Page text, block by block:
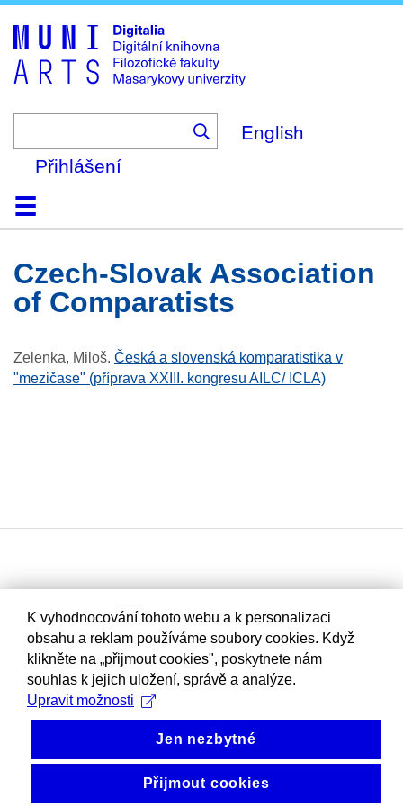
to
main
content
English
Přihlášení
DomůKolekce
Prohlížení
Vyhledávání
O platformě
Nápověda
KontaktDigitalia
Czech-Slovak Association
of Comparatists
Zelenka, Miloš. Česká a slovenská komparatistika v
"mezičase" (příprava XXIII. kongresu AILC/ ICLA)
K vyhodnocování tohoto webu a k personalizaci
obsahu a reklam používáme soubory cookies. Když
klikněte na „přijmout cookies", poskytnete nám
souhlas k jejich uložení, správě a analýze.
Upravit možnosti
Jen nezbytné
Přijmout cookies